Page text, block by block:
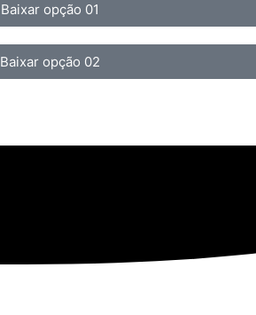
Baixar opção 01
Baixar opção 02